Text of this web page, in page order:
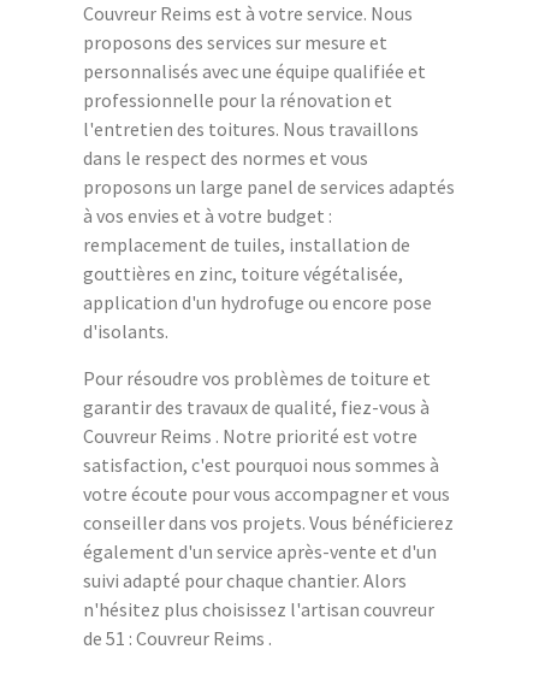
Couvreur Reims est à votre service. Nous
proposons des services sur mesure et
personnalisés avec une équipe qualifiée et
professionnelle pour la rénovation et
l'entretien des toitures. Nous travaillons
dans le respect des normes et vous
proposons un large panel de services adaptés
à vos envies et à votre budget :
remplacement de tuiles, installation de
gouttières en zinc, toiture végétalisée,
application d'un hydrofuge ou encore pose
d'isolants.
Pour résoudre vos problèmes de toiture et
garantir des travaux de qualité, fiez-vous à
Couvreur Reims . Notre priorité est votre
satisfaction, c'est pourquoi nous sommes à
votre écoute pour vous accompagner et vous
conseiller dans vos projets. Vous bénéficierez
également d'un service après-vente et d'un
suivi adapté pour chaque chantier. Alors
n'hésitez plus choisissez l'artisan couvreur
de 51 : Couvreur Reims .